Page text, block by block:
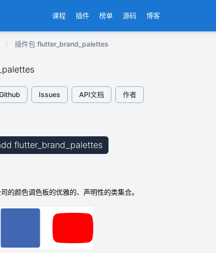
课程 插件 榜单 源码 博客
插件包 flutter_brand_palettes
Issues API文档 作者
flutter_brand_palettes
的颜色调色板的优雅的、声明性的类集合。